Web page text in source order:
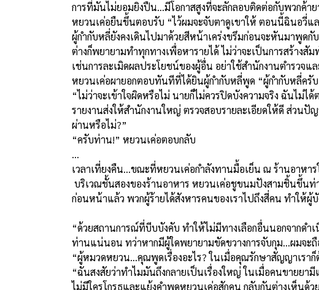
การที่มันไม่ยอมยิงปืน...มีโอกาสสูงที่จะลักลอบติดต่อกับพวกค้าย
หยวนเค่อยืนขึ้นตอบรับ “ไว้ผมจะจับตาดูเขาให้ ตอนนี้ฉินอวี่แ
ผู้กำกับหลี่ยังคงเดินไปมาด้วยสีหน้าเคร่งขรึมก่อนจะหันมาพูด
ต่างก็พยายามทำทุกทางเพื่อหารายได้ ไม่ว่าจะเป็นการสร้าง
เช่นการละเมิดผลประโยชน์ของผู้อื่น อย่าใช้สำนักงานตำรวจแ
หยวนเค่อผายอกตอบทันทีที่ได้ยินผู้กำกับหลี่พูด “ผู้กำกับหลี่ครับ
“ไม่ว่าจะเข้าใจผิดหรือไม่ นายก็ไม่ควรปิดบังความจริง ฉันไม่
รายงานส่งให้สำนักงานใหญ่ ตรวจสอบรายละเอียดให้ดี ส่วนปั
ผ่านหรือไม่?”
“ครับท่าน!” หยวนเค่อตอบกลับ
…
เวลาเที่ยงคืน...ขณะที่หยวนเค่อกำลังทานมื้อเย็น ณ ร้านอาห
บริเวณชั้นสองของร้านอาหาร หยวนเค่อชูขนมปังสามชิ้นขึ้น
ก่อนหน้าแล้ว พวกผู้ร้ายได้สังหารคนของเราไปถึงสี่คน ทำให้
“ด้วยสถานการณ์ที่บีบบังคับ ทำให้ไม่มีทางเลือกอื่นนอกจากด
ท่านแน่นอน ทว่าหากมีผู้ใดพยายามขัดขวางการจับกุม...ผมจะ
“ผู้หมวดหยวน...คุณพูดเรื่องอะไร? ในเมื่อคุณรักษาสัญญาเรา
“ฉันสงสัยว่าทำไมมันถึงกลายเป็นเรื่องใหญ่ ในเมื่อคนขายยามี
ไม่มีใครโกรธและแย้งคำพูดหยวนเค่อสักคน กลับกันต่างเห็นด้ว